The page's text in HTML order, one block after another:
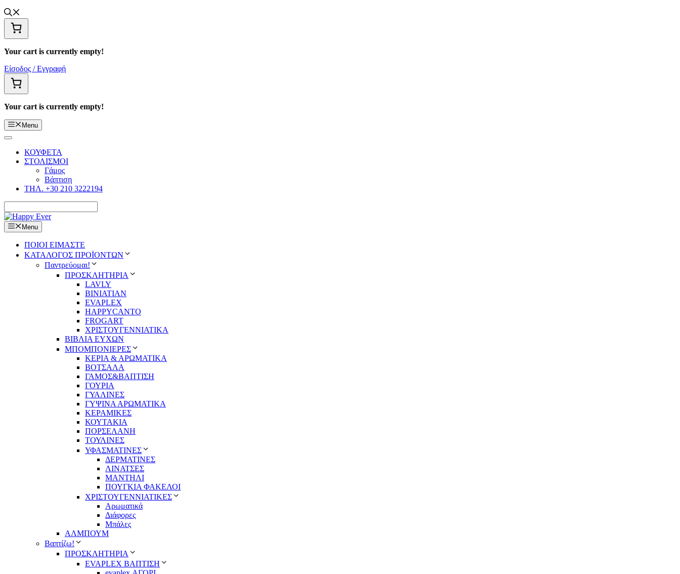
Your cart is currently empty!
Είσοδος / Εγγραφή
Your cart is currently empty!
Menu
ΚΟΥΦΕΤΑ
ΣΤΟΛΙΣΜΟΙ
Γάμος
Βάπτιση
ΤΗΛ. +30 210 3222194
Menu
ΠΟΙΟΙ ΕΙΜΑΣΤΕ
ΚΑΤΑΛΟΓΟΣ ΠΡΟΪΟΝΤΩΝ
Παντρεύομαι!
ΠΡΟΣΚΛΗΤΗΡΙΑ
LAVLY
BINIATIAN
EVAPLEX
HAPPYCANTO
FROGART
ΧΡΙΣΤΟΥΓΕΝΝΙΑΤΙΚΑ
ΒΙΒΛΙΑ ΕΥΧΩΝ
ΜΠΟΜΠΟΝΙΕΡΕΣ
ΚΕΡΙΑ & ΑΡΩΜΑΤΙΚΑ
ΒΟΤΣΑΛΑ
ΓΑΜΟΣ&ΒΑΠΤΙΣΗ
ΓΟΥΡΙΑ
ΓΥΑΛΙΝΕΣ
ΓΥΨΙΝΑ ΑΡΩΜΑΤΙΚΑ
ΚΕΡΑΜΙΚΕΣ
ΚΟΥΤΑΚΙΑ
ΠΟΡΣΕΛΑΝΗ
ΤΟΥΛΙΝΕΣ
ΥΦΑΣΜΑΤΙΝΕΣ
ΔΕΡΜΑΤΙΝΕΣ
ΛΙΝΑΤΣΕΣ
ΜΑΝΤΗΛΙ
ΠΟΥΓΚΙΑ ΦΑΚΕΛΟΙ
ΧΡΙΣΤΟΥΓΕΝΝΙΑΤΙΚΕΣ
Αρωματικά
Διάφορες
Μπάλες
ΑΛΜΠΟΥΜ
Βαπτίζω!
ΠΡΟΣΚΛΗΤΗΡΙΑ
EVAPLEX ΒΑΠΤΙΣΗ